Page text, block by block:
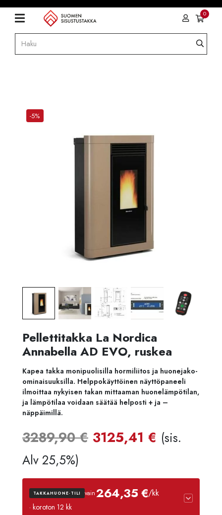
0
-5%
Pellettitakka La Nordica
Annabella AD EVO, ruskea
Kapea takka monipuolisilla hormiliitos ja huonejako-
ominaisuuksilla. Helppokäyttöinen näyttöpaneeli
ilmoittaa nykyisen takan mittaaman huonelämpötilan,
ja lämpötilaa voidaan säätää helposti + ja –
näppäimillä.
3289,90€ Alkuperäinen
oli:
3289,90 €.
3125,41 €
on:
(sis.
Alv 25,5%)
TAKKAHUONE-TILI vain264,35 €/kk
· koroton 12 kk